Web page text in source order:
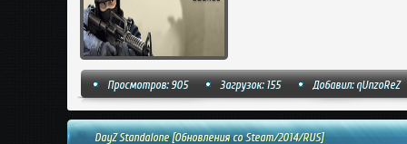
Просмотров: 905 Загрузок: 155 Добавил:qUnzoReZ
DayZ Standalone [Обновления со Steam/2014/RUS]